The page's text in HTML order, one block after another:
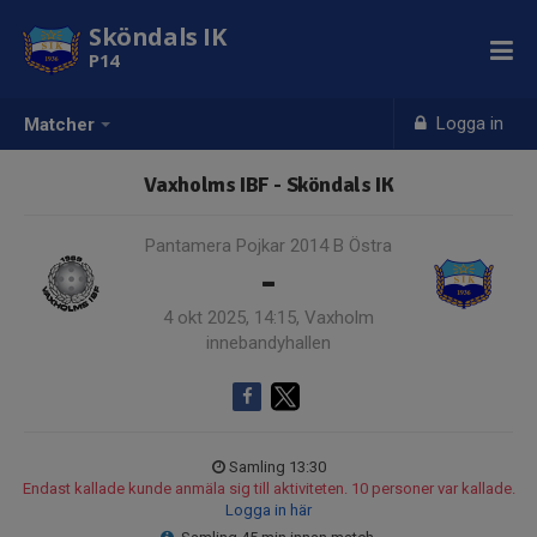
Matcher Logga in
Sköndals IK
P14
Vaxholms IBF - Sköndals IK
Pantamera Pojkar 2014 B Östra
-
4 okt 2025, 14:15, Vaxholm
innebandyhallen
Samling 13:30
Endast kallade kunde anmäla sig till aktiviteten. 10 personer var kallade.
Logga in här